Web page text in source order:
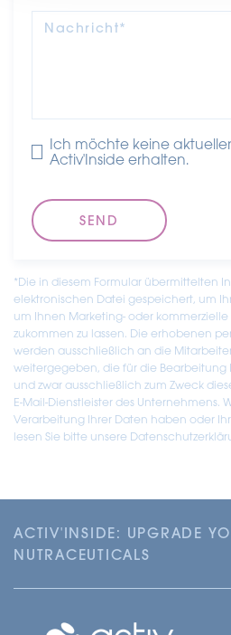
Nachricht*
Ich möchte keine
Activ'Inside erhalten.
*Die in diesem Formular übermittelten
elektronischen Datei gespeichert, um
um Ihnen Marketing- oder
zukommen zu lassen. Die erhobenen
werden ausschließlich an die
weitergegeben, die für die Bearbeitung
und zwar ausschließlich zum Zweck
E-Mail-Dienstleister des Unternehmens.
Verarbeitung Ihrer Daten haben oder
lesen Sie bitte unsere
ACTIV'INSIDE: UPGRADE
NUTRACEUTICALS